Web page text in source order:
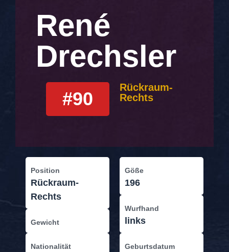
René
Drechsler
#90
Rückraum-
Rechts
Position
Rückraum-
Rechts
Gewicht
Nationalität
Göße
196
Wurfhand
links
Geburtsdatum